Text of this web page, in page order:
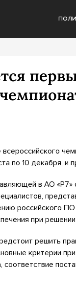
по 10 декабря, и
в АО «Р7»
российского
при
решить
критерии
соответствие